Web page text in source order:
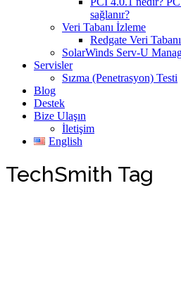
sağlanır?
Veri Tabanı İzleme
Redgate Veri
SolarWinds Serv-U
Servisler
Sızma (Penetrasyon) Testi
Blog
Destek
Bize Ulaşın
İletişim
English
TechSmith Tag